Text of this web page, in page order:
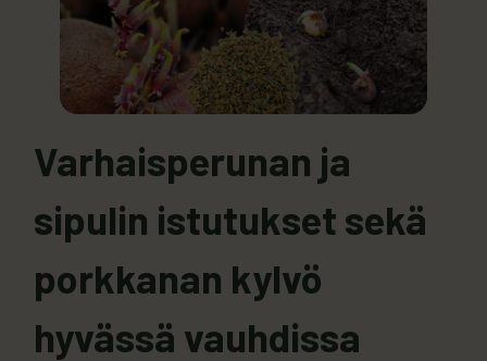
50 000
puuntainta
Varhaisperunan ja
sipulin istutukset sekä
porkkanan kylvö
hyvässä vauhdissa